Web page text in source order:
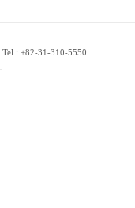
: +82-31-310-5550